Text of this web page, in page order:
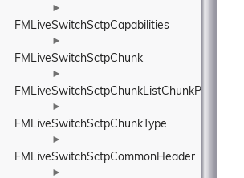
►
FMLiveSwitchSctpCapabilities
►
FMLiveSwitchSctpChunk
►
FMLiveSwitchSctpChunkListChunkParameter
►
FMLiveSwitchSctpChunkType
►
FMLiveSwitchSctpCommonHeader
►